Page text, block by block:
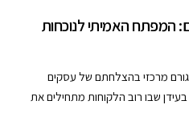
המפתח האמיתי לנוכחות
מרכזי בהצלחתם של עסקים
שבו רוב הלקוחות מתחילים את